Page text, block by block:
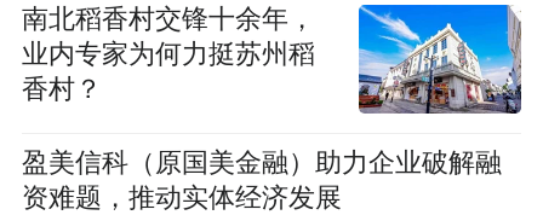
南北稻香村交锋十余年，
业内专家为何力挺苏州稻
香村？
盈美信科（原国美金融）助力企业破解融
资难题，推动实体经济发展